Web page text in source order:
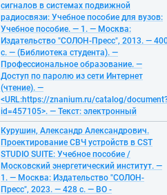
сигналов в системах подвижной
радиосвязи: Учебное пособие для вузов:
Учебное пособие. — 1. — Москва:
Издательство "СОЛОН-Пресс", 2013. —
с. — (Библиотека студента). —
Профессиональное образование. —
Доступ по паролю из сети Интернет
(чтение). —
<URL:https://znanium.ru/catalog/
id=457105>. — Текст: электронный
Курушин, Александр Александрович.
Проектирование СВЧ устройств в CST
STUDIO SUITE: Учебное пособие /
Московский энергетический институт. —
1. — Москва: Издательство "СОЛОН-
Пресс", 2023. — 428 с. — ВО -